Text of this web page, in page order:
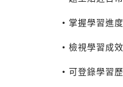
• 掌握學習進
• 檢視學習成
• 可登錄學習